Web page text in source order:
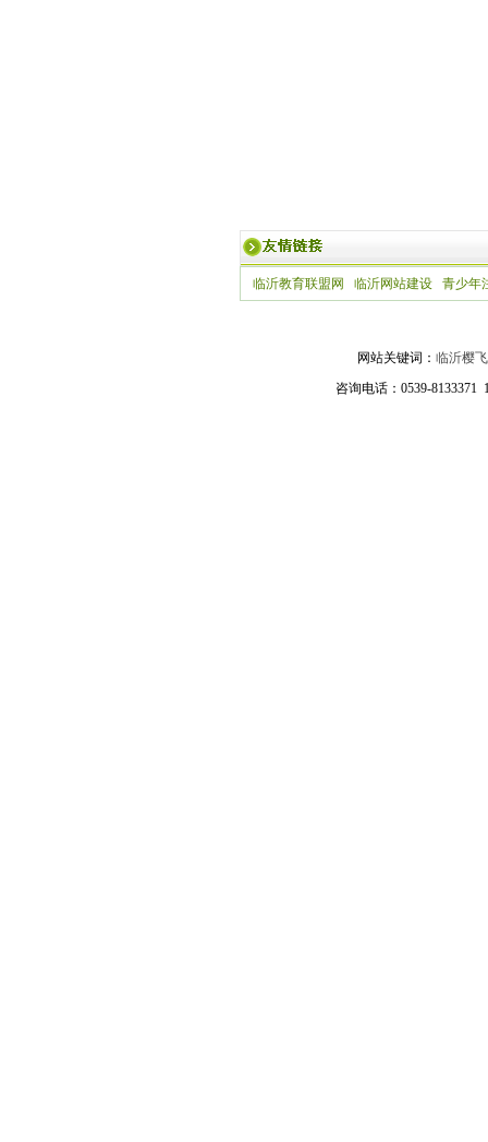
临沂教育联盟网 临沂网站建设 青少年
网站关键词： 临沂樱
咨询电话：0539-